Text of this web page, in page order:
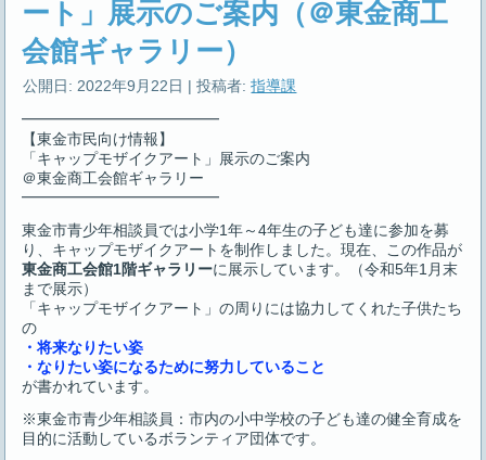
ート」展示のご案内（＠東金商工
会館ギャラリー）
公開日: 2022年9月22日 |投稿者: 指導課
━━━━━━━━━━━━━
【東金市民向け情報】
「キャップモザイクアート」展示のご案内
＠東金商工会館ギャラリー
━━━━━━━━━━━━━
東金市青少年相談員では小学1年～4年生の子ども達に参加を募
り、キャップモザイクアートを制作しました。現在、この作品が
東金商工会館1階ギャラリーに展示しています。（令和5年1月末
まで展示）
「キャップモザイクアート」の周りには協力してくれた子供たち
の
・将来なりたい姿
・なりたい姿になるために努力していること
が書かれています。
※東金市青少年相談員：市内の小中学校の子ども達の健全育成を
目的に活動しているボランティア団体です。